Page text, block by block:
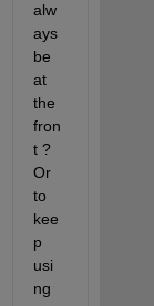
alw
ays
be
at
the
fron
t ?
Or
to
kee
p
usi
ng